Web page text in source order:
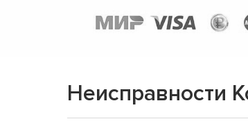
Неисправности